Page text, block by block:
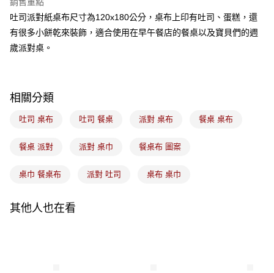
運送方式
7-11取貨(5kg以內，尺寸不超過90cm)
付款後門市自取
免運費
吐司派對紙桌布尺寸為120x180公分，桌布上印有吐司、蛋糕，還
有很多小餅乾來裝飾，適合使用在早午餐店的餐桌以及寶貝們的週
歲派對桌。
相關分類
吐司 桌布 吐司 餐桌 派對 桌布 餐桌 桌布
餐桌 派對 派對 桌巾 餐桌布 圖案
桌巾 餐桌布 派對 吐司 桌布 桌巾
其他人也在看